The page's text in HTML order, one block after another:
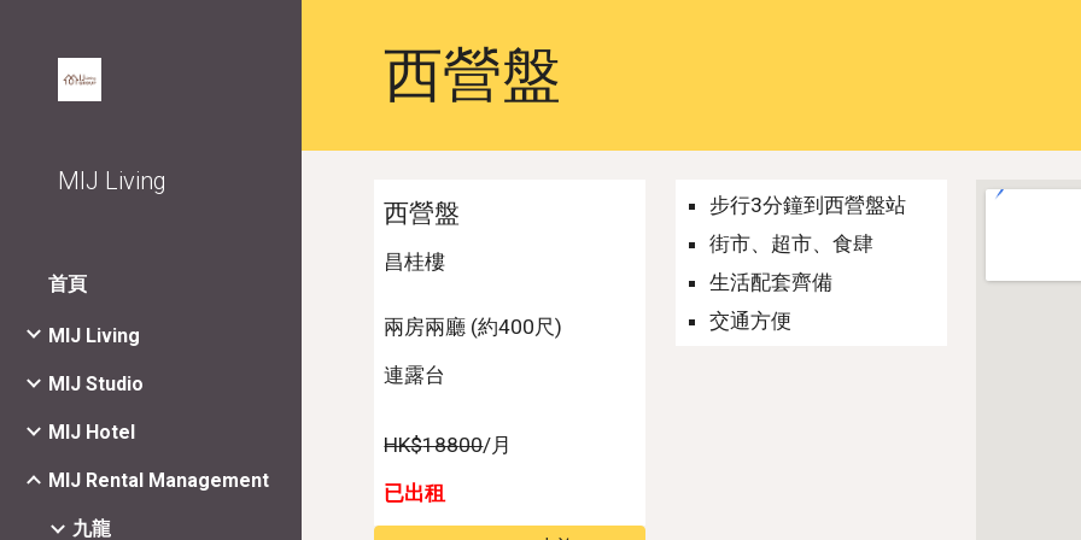
Skip to main content
MIJ Living
首頁
MIJ Living
MIJ Studio
MIJ Hotel
MIJ Rental Management
九龍
西營盤
西營盤
昌桂樓
兩房兩廳 (約400尺)
連露台
HK$18800/月
已出租
步行3分鐘到西營盤站
街市、超市、食肆
生活配套齊備
交通方便